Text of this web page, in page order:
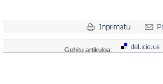
Gehitu artikuloa: